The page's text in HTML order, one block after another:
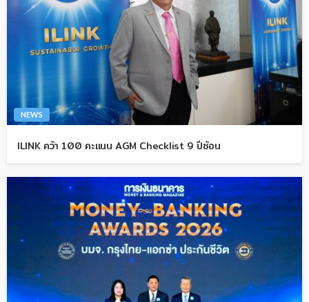
NEWS
ILINK คว้า 100 คะแนน AGM Checklist 9 ปีซ้อน